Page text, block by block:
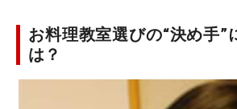
お料理教室選びの“決め手”
は？